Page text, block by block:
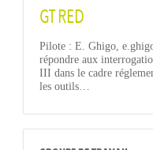
GT RED
Pilote : E. Ghigo,
répondre aux
III dans le cadre
les outils…